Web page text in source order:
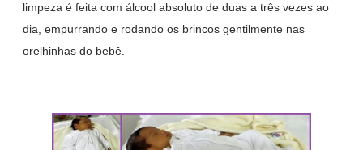
limpeza é feita com álcool absoluto de duas a três vezes ao
dia, empurrando e rodando os brincos gentilmente nas
orelhinhas do bebê.